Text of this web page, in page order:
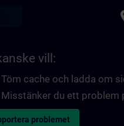
vill:
Töm cache och ladda om
Misstänker du ett problem
problemet